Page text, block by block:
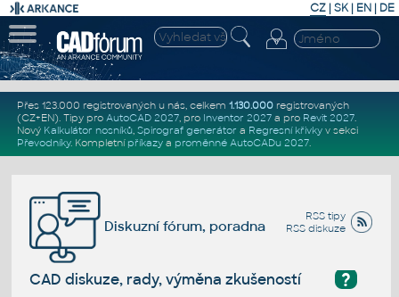
CZ | SK| EN | DE
Přes 123.000 registrovaných u nás, celkem 1.130.000registrovaných
(CZ+EN). Tipy pro AutoCAD 2027, pro Inventor 2027a pro Revit 2027.
Nový Kalkulátor nosníků, Spirograf generátor a Regresní křivkyv sekci
Převodníky. Kompletní příkazya proměnné AutoCADu 2027.
RSS tipy
RSS diskuze
Diskuzní fórum, poradna
?
CAD diskuze, rady, výměna zkušeností